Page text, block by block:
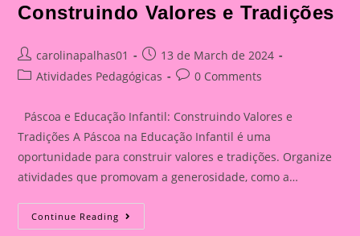
Construindo Valores e Tradições
Post
author:
carolinapalhas01
Post
published:
13 de March de 2024
PostAtividades Pedagógicas
Post0 Comments
Páscoa e Educação Infantil: Construindo Valores e
Tradições A Páscoa na Educação Infantil é uma
oportunidade para construir valores e tradições. Organize
atividades que promovam a generosidade, como a…
Continue Reading Lembrancinha
De